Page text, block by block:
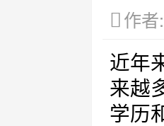
作
近年
来越
学历